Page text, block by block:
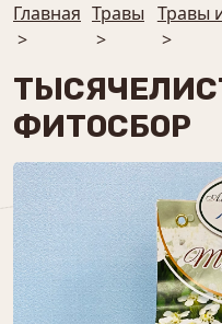
Главная
>
Травы
>
Травы
>
ФИТОСБОР